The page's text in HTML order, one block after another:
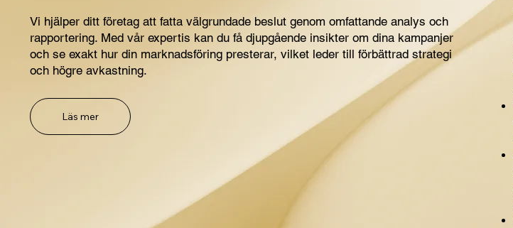
Vi hjälper ditt företag att fatta välgrundade beslut genom omfattande analys och
rapportering. Med vår expertis kan du få djupgående insikter om dina kampanjer
och se exakt hur din marknadsföring presterar, vilket leder till förbättrad strategi
och högre avkastning.
Läs mer